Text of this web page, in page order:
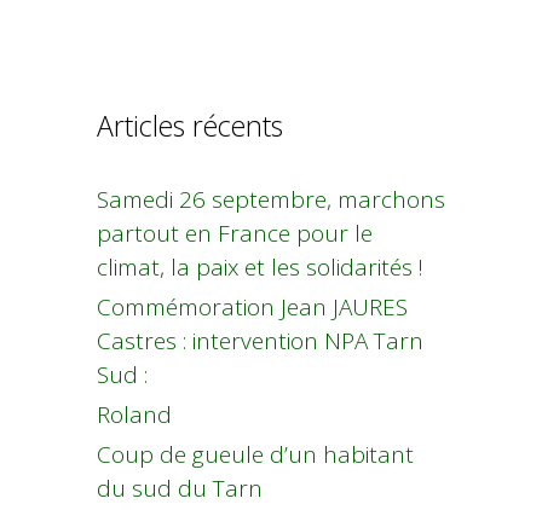
Articles récents
Samedi 26 septembre, marchons
partout en France pour le
climat, la paix et les solidarités !
Commémoration Jean JAURES
Castres : intervention NPA Tarn
Sud :
Roland
Coup de gueule d’un habitant
du sud du Tarn